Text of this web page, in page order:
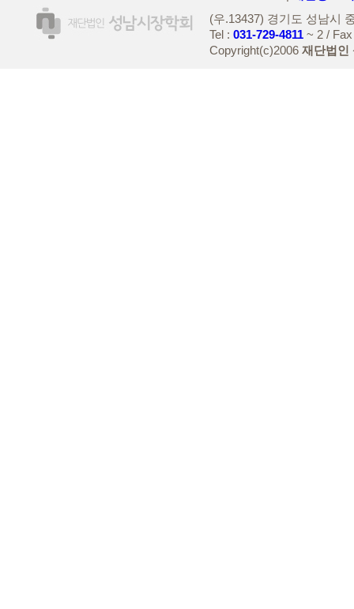
(우.13437) 경기도 성남시
Tel :031-729-4811 ~ 2 /
Copyright(c)2006재단법인